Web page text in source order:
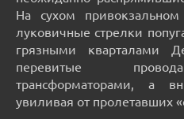
На сухом
луковичные стрелки
грязными кварталами
перевитые
трансформаторами, а
увиливая от пролетавших